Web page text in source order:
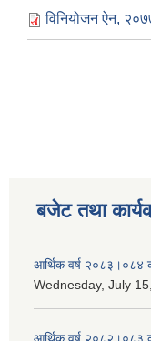
विनियोजन ऐन,
बजेट तथा
आर्थिक वर्ष २०८३।०८४
Wednesday, July